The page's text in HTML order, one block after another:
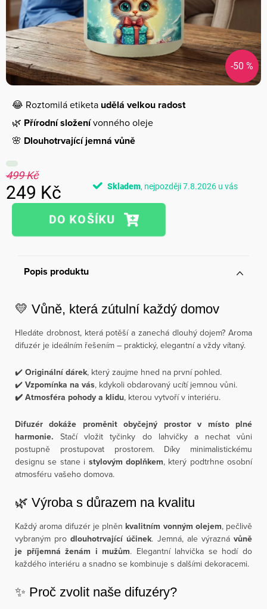
-50 %
😂 Roztomilá etiketa udělá velkou radost
🌿 Přírodní složenívonného oleje
🌸 Dlouhotrvající jemná vůně
499 Kč
249 Kč
Měrná
Skladem 7.8.2026
Popis produktu
💛 Vůně, která zútulní každý domov
Hledáte drobnost, která potěší a zanechá dlouhý dojem? Aroma
difuzér je ideálním řešením – praktický, elegantní a vždy vítaný.
✔️ Originální dárek, který zaujme hned na první pohled.
✔️ Vzpomínka na vás, kdykoli obdarovaný ucítí jemnou vůni.
✔️ Atmosféra pohody a klidu, kterou vytvoří v interiéru.
Difuzér dokáže proměnit obyčejný prostor v místo plné
harmonie. Stačí vložit tyčinky do lahvičky a nechat vůni
postupně prostupovat prostorem. Díky minimalistickému
designu se stane i stylovým doplňkem, který podtrhne osobní
atmosféru vašeho domova.
🌿 Výroba s důrazem na kvalitu
Každý aroma difuzér je plněn kvalitním vonným olejem, pečlivě
vybraným prodlouhotrvající účinek. Jemná, ale výraznávůně
je příjemná ženám i mužům. Elegantní lahvička se hodí do
každého interiéru a snadno se kombinuje s dalšími dekoracemi.
✨ Proč zvolit naše difuzéry?